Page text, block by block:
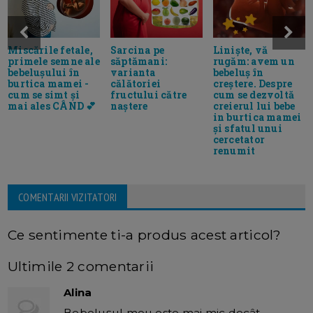
Miscările fetale,
primele semne ale
bebelușului în
burtica mamei -
cum se simt și
mai ales CÂND 💕
Sarcina pe
săptămani:
varianta
călătoriei
fructului către
naștere
Linişte, vă
rugăm: avem un
bebeluş în
creştere. Despre
cum se dezvoltă
creierul lui bebe
in burtica mamei
și sfatul unui
cercetator
renumit
COMENTARII VIZITATORI
Ce sentimente ti-a produs acest articol?
Ultimile 2 comentarii
Alina